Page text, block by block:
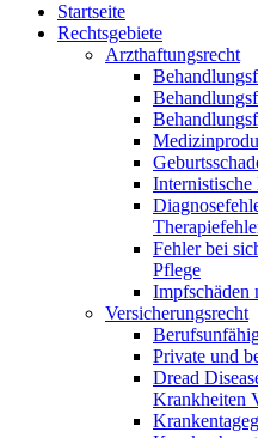
Startseite
Rechtsgebiete
Arzthaftungsrecht
Fehler bei
Pflege
Impfschäden
Versicherungsrecht
Private und
Dread
Krankheiten